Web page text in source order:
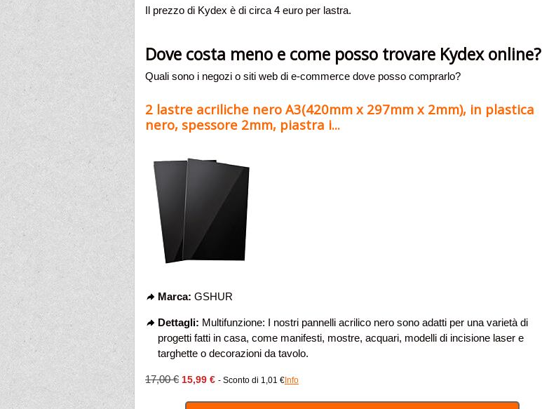
Il prezzo di Kydex è di circa 4 euro per lastra.
Dove costa meno e come posso trovare Kydex online?
Quali sono i negozi o siti web di e-commerce dove posso comprarlo?
2 lastre acriliche nero A3(420mm x 297mm x 2mm), in plastica
nero, spessore 2mm, piastra i...
Marca: GSHUR
Dettagli: Multifunzione: I nostri pannelli acrilico nero sono adatti per una varietà di
progetti fatti in casa, come manifesti, mostre, acquari, modelli di incisione laser e
targhette o decorazioni da tavolo.
17,00 € 15,99 € - Sconto di 1,01 € Info